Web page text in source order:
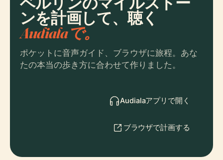
ンを計画して、聴く
Audialaで。
ポケットに音声ガイド、ブラウザに旅程。あな
たの本当の歩き方に合わせて作りました。
Audialaアプリで開く
ブラウザで計画する